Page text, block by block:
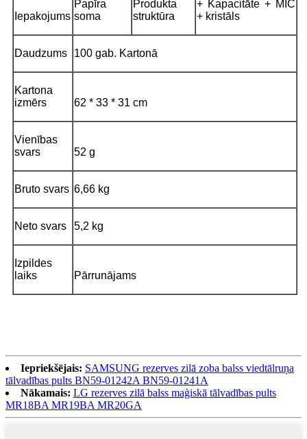
Iepakojums
Papīra
soma
Produkta
struktūra
+ Kapacitāte + MIC
+ kristāls
Daudzums 100 gab. Kartonā
Kartona
izmērs
62 * 33 * 31 cm
Vienības
svars
52 g
Bruto svars 6,66 kg
Neto svars 5,2 kg
Izpildes
laiks
Pārrunājams
Iepriekšējais: SAMSUNG rezerves zilā zoba balss viedtālruņa
tālvadības pults BN59-01242A BN59-01241A
Nākamais: LG rezerves zilā balss maģiskā tālvadības pults
MR18BA MR19BA MR20GA